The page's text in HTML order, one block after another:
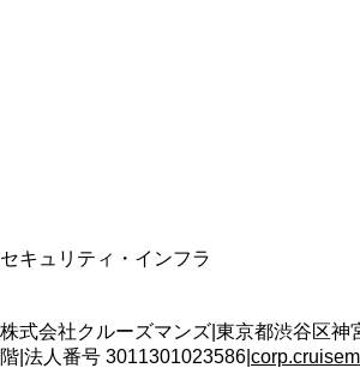
セキュリティ・インフラ
株式会社クルーズマンズ 東京都渋谷区神
階 法人番号 3011301023586